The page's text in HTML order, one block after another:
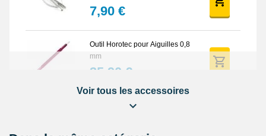
7,90 €
Outil Horotec pour Aiguilles 0,8
mm
35,90 €
Arrache Aiguille Montre
23,90 €
Voir tous les accessoires